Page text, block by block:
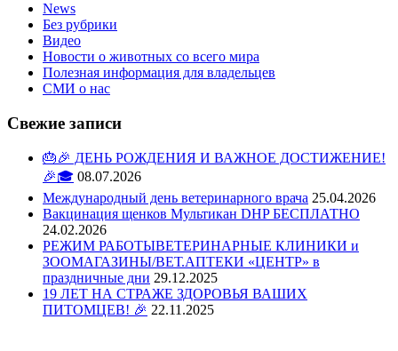
News
Без рубрики
Видео
Новости о животных со всего мира
Полезная информация для владельцев
СМИ о нас
Свежие записи
🎂🎉 ДЕНЬ РОЖДЕНИЯ И ВАЖНОЕ ДОСТИЖЕНИЕ!
🎉🎓 08.07.2026
Международный день ветеринарного врача 25.04.2026
Вакцинация щенков Мультикан DHP БЕСПЛАТНО
24.02.2026
РЕЖИМ РАБОТЫВЕТЕРИНАРНЫЕ КЛИНИКИ и
ЗООМАГАЗИНЫ/ВЕТ.АПТЕКИ «ЦЕНТР» в
праздничные дни 29.12.2025
19 ЛЕТ НА СТРАЖЕ ЗДОРОВЬЯ ВАШИХ
ПИТОМЦЕВ! 🎉 22.11.2025